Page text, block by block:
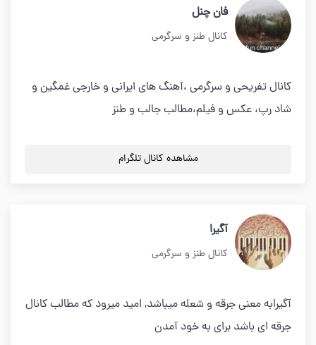
فان چنل
کانال طنز و سرگرمی
كانال تفريحي و سرگرمي ،آهنگ هاي ايراني و خارجي غمگين و
شاد رپ، عكس و فيلم،مطالب جالب و طنز
مشاهده کانال تلگرام
آگیرا
کانال طنز و سرگرمی
آگیرابه معنی جرقه و شعله میباشد, امید میرود که مطالب کانال
جرقه ای باشد برای به خود آمدن